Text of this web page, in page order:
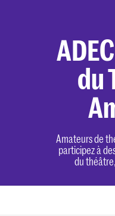
du
Amateurs de
participez à
du